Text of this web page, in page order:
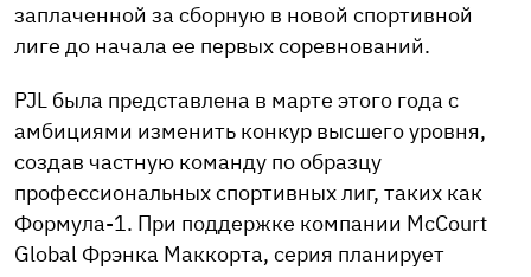
заплаченной за сборную в новой спортивной
лиге до начала ее первых соревнований.
PJL была представлена в марте этого года с
амбициями изменить конкур высшего уровня,
создав частную команду по образцу
профессиональных спортивных лиг, таких как
Формула-1. При поддержке компании McCourt
Global Фрэнка Маккорта, серия планирует